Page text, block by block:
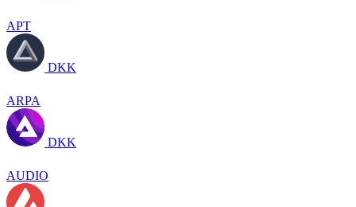
APT
DKK
ARPA
DKK
AUDIO